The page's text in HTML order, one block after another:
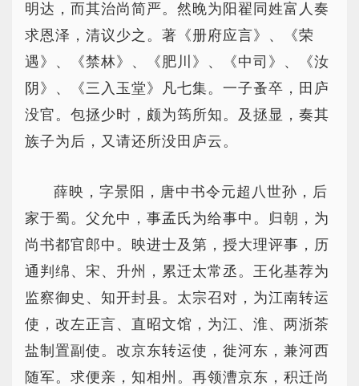
明达，而其治尚简严。然晚为阳翟同姓富人奏
求恩泽，清议少之。著《册府应言》、《荣
遇》、《禁林》、《肥川》、《中司》、《汝
阴》、《三入玉堂》凡七集。一子蚤卒，田庐
没官。包拯少时，颇为筠所知。及拯显，奏其
族子为后，又请还所没田庐云。
薛映，字景阳，唐中书令元超八世孙，后
家于蜀。父允中，事孟氏为给事中。归朝，为
尚书都官郎中。映进士及第，授大理评事，历
通判绵、宋、升州，累迁太常丞。王化基荐为
监察御史、知开封县。太宗召对，为江南转运
使，改左正言、直昭文馆，为江、淮、两浙茶
盐制置副使。改京东转运使，徙河东，兼河西
随军。求便亲，知相州。再领漕京东，积迁尚